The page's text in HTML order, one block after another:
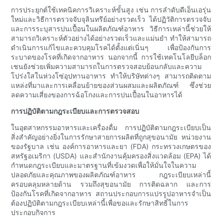
การประยุกต์ใช้เทคนิคการวิเคราะห์ขั้นสูง เช่น การลำดับดีเอ็นเอรุ่น
ใหม่และวิธีการตรวจจับจุลินทรีย์อย่างรวดเร็ว ได้ปฏิวัติการตรวจจับ
และการระบุสารปนเปื้อนในผลิตภัณฑ์อาหาร วิธีการเหล่านี้ช่วยให้
สามารถวิเคราะห์ตัวอย่างได้อย่างรวดเร็วและแม่นยำ ทำให้สามารถ
ดำเนินการแก้ไขและควบคุมโรคได้ตั้งแต่เนิ่นๆ เพื่อป้องกันการ
ระบาดของโรคที่เกิดจากอาหาร นอกจากนี้ การใช้เทคโนโลยีบล็อก
เชนยังช่วยเพิ่มความสามารถในการตรวจสอบย้อนกลับและความ
โปร่งใสในห่วงโซ่อุปทานอาหาร ทำให้บริษัทต่างๆ สามารถติดตาม
แหล่งที่มาและการเคลื่อนย้ายของส่วนผสมและผลิตภัณฑ์ ซึ่งช่วย
ลดความเสี่ยงของการฉ้อโกงและการปนเปื้อนในอาหารได้
การปฏิบัติตามกฎระเบียบและการตรวจสอบ
ในอุตสาหกรรมอาหารและเครื่องดื่ม การปฏิบัติตามกฎระเบียบเป็น
สิ่งสำคัญอย่างยิ่งในการรักษาสายการผลิตที่ถูกสุขอนามัย หน่วยงาน
ของรัฐบาล เช่น องค์การอาหารและยา (FDA) กระทรวงเกษตรของ
สหรัฐอเมริกา (USDA) และสำนักงานคุ้มครองสิ่งแวดล้อม (EPA) ได้
กำหนดกฎระเบียบและมาตรฐานที่เข้มงวดเพื่อให้มั่นใจในความ
ปลอดภัยและคุณภาพของผลิตภัณฑ์อาหาร กฎระเบียบเหล่านี้
ครอบคลุมหลายด้าน รวมถึงสุขอนามัย การติดฉลาก และการ
ป้องกันโรคที่เกิดจากอาหาร สถานประกอบการแปรรูปอาหารจำเป็น
ต้องปฏิบัติตามกฎระเบียบเหล่านี้เพื่อขอและรักษาสิทธิ์ในการ
ประกอบกิจการ